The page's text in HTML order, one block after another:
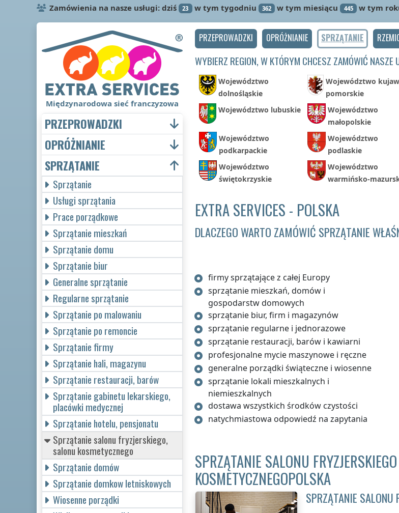
Zamówienia na nasze usługi: dziś 23 w tym tygodniu 362 w tym miesiącu 445 w tym
PRZEPROWADZKI OPRÓŻNIANIE SPRZĄTANIE
WYBIERZ REGION, W KTÓRYM CHCESZ ZAMÓWIĆ NASZE
Województwo
dolnośląskie
Województwo
pomorskie
Województwo lubuskie
Województwo
małopolskie
Województwo
podkarpackie
Województwo
podlaskie
Województwo
świętokrzyskie
Województwo
warmińsko-
EXTRA SERVICES - POLSKA
DLACZEGO WARTO ZAMÓWIĆ SPRZĄTANIE
firmy sprzątające z całej Europy
sprzątanie mieszkań, domów i
gospodarstw domowych
sprzątanie biur, firm i magazynów
sprzątanie regularne i jednorazowe
sprzątanie restauracji, barów i kawiarni
profesjonalne mycie maszynowe i ręczne
generalne porządki świąteczne i wiosenne
sprzątanie lokali mieszkalnych i
niemieszkalnych
dostawa wszystkich środków czystości
natychmiastowa odpowiedź na zapytania
SPRZĄTANIE SALONU
KOSMETYCZNEGOPOLSKA
SPRZĄTANIE SALONU
Międzynarodowa sieć franczyzowa
PRZEPROWADZKI
OPRÓŻNIANIE
SPRZĄTANIE
Sprzątanie
Usługi sprzątania
Prace porządkowe
Sprzątanie mieszkań
Sprzątanie domu
Sprzątanie biur
Generalne sprzątanie
Regularne sprzątanie
Sprzątanie po malowaniu
Sprzątanie po remoncie
Sprzątanie firmy
Sprzątanie hali, magazynu
Sprzątanie restauracji, barów
Sprzątanie gabinetu lekarskiego,
placówki medycznej
Sprzątanie hotelu, pensjonatu
Sprzątanie salonu fryzjerskiego,
salonu kosmetycznego
Sprzątanie domów
Sprzątanie domkow letniskowych
Wiosenne porządki